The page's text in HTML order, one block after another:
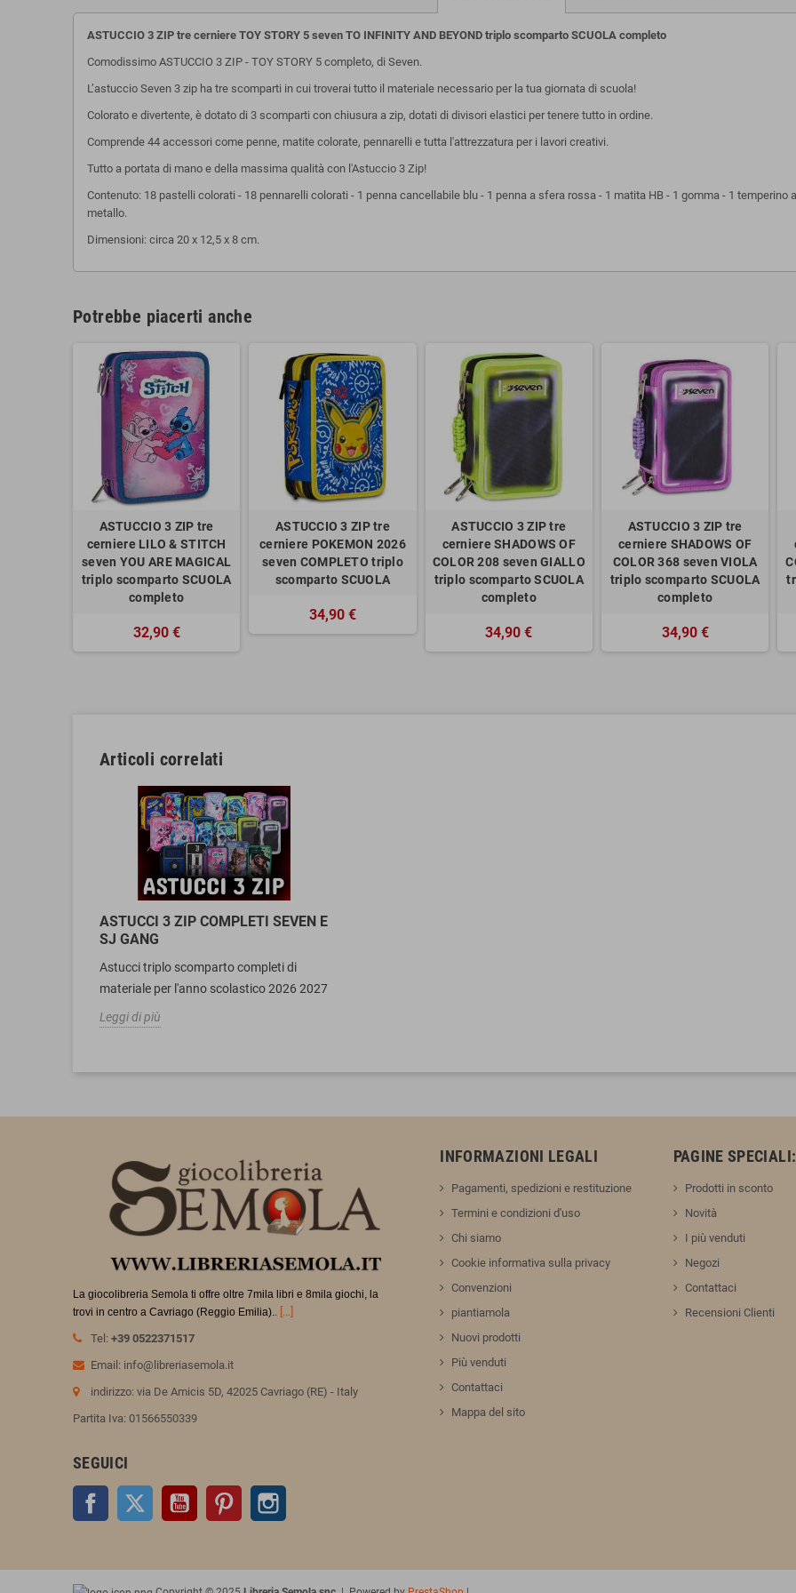
ASTUCCIO 3 ZIP tre cerniere TOY STORY 5 seven TO INFINITY AND BEYOND triplo scomparto SCUOLA completo
Comodissimo ASTUCCIO 3 ZIP - TOY STORY 5 completo, di Seven.
L’astuccio Seven 3 zip ha tre scomparti in cui troverai tutto il materiale necessario per la tua giornata di scuola!
Colorato e divertente, è dotato di 3 scomparti con chiusura a zip, dotati di divisori elastici per tenere tutto in ordine.
Comprende 44 accessori come penne, matite colorate, pennarelli e tutta l'attrezzatura per i lavori creativi.
Tutto a portata di mano e della massima qualità con l'Astuccio 3 Zip!
Contenuto: 18 pastelli colorati - 18 pennarelli colorati - 1 penna cancellabile blu - 1 penna a sfera rossa - 1 matita HB - 1 gomma - 1
metallo.
Dimensioni: circa 20 x 12,5 x 8 cm.
Potrebbe piacerti anche
ASTUCCIO 3 ZIP tre
cerniere LILO & STITCH
seven YOU ARE MAGICAL
triplo scomparto SCUOLA
completo
32,90 €
ASTUCCIO 3 ZIP tre
cerniere POKEMON 2026
seven COMPLETO triplo
scomparto SCUOLA
34,90 €
ASTUCCIO 3 ZIP tre
cerniere SHADOWS OF
COLOR 208 seven GIALLO
triplo scomparto SCUOLA
completo
34,90 €
ASTUCCIO 3 ZIP tre
cerniere SHADOWS OF
COLOR 368 seven VIOLA
triplo scomparto SCUOLA
completo
34,90 €
Articoli correlati
ASTUCCI 3 ZIP COMPLETI SEVEN E
SJ GANG
Astucci triplo scomparto completi di
materiale per l'anno scolastico 2026 2027
Leggi di più
La giocolibreria Semola ti offre oltre 7mila libri e 8mila giochi, la
trovi in centro a Cavriago (Reggio Emilia). . [...]
Tel: +39 0522371517
Email: info@libreriasemola.it
indirizzo: via De Amicis 5D, 42025 Cavriago (RE) - Italy
Partita Iva: 01566550339
SEGUICI
Facebook Twitter YouTube Pinterest
INFORMAZIONI LEGALI
Pagamenti, spedizioni e restituzione
Termini e condizioni d'uso
Chi siamo
Cookie informativa sulla privacy
Convenzioni
piantiamola
Nuovi prodotti
Più venduti
Contattaci
Mappa del sito
PAGINE SPECIALI:
Prodotti in sconto
Novità
I più venduti
Negozi
Contattaci
Recensioni Clienti